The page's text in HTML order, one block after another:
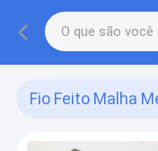
Fio Feito Malha